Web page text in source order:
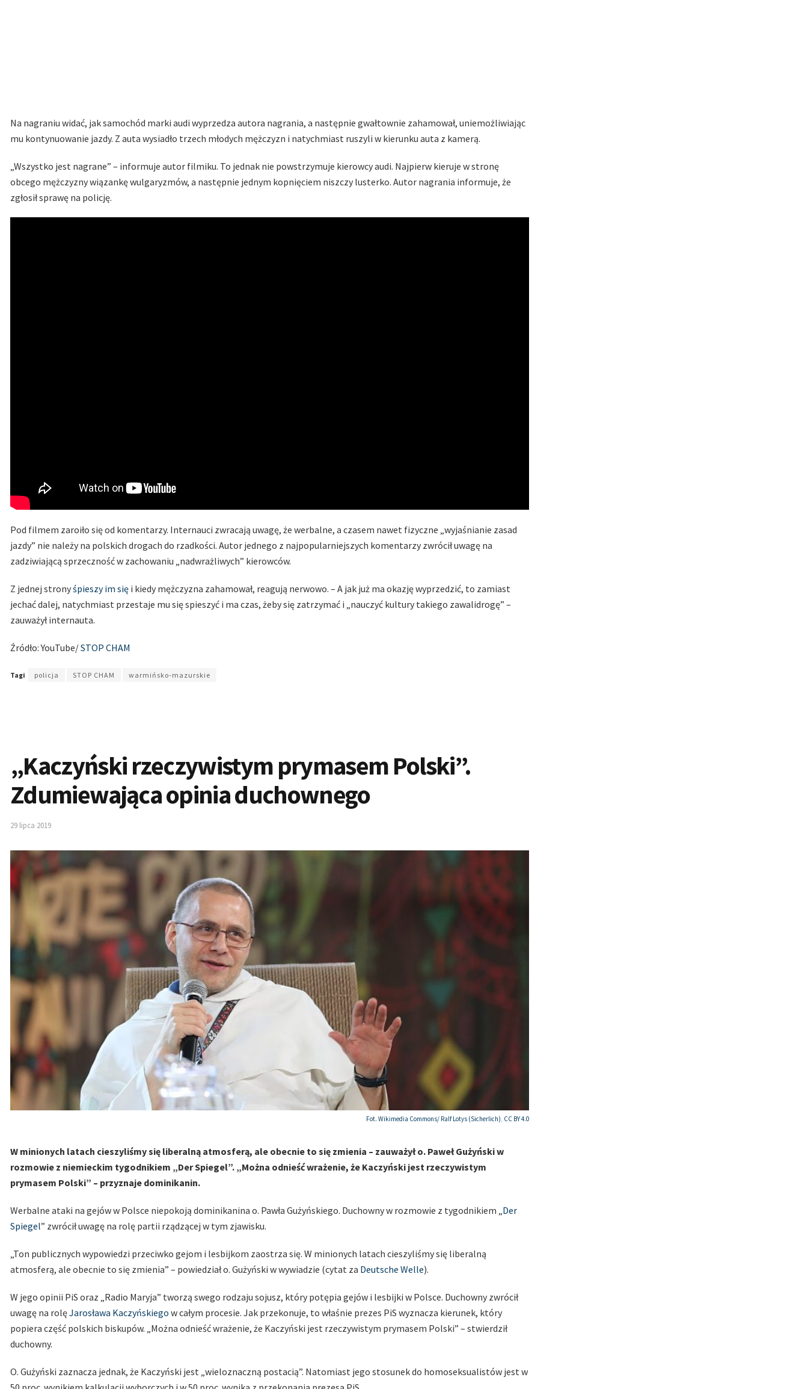
Na nagraniu widać, jak samochód marki audi wyprzedza autora nagrania, a następnie gwałtownie zahamował, uniemożliwiając
mu kontynuowanie jazdy. Z auta wysiadło trzech młodych mężczyzn i natychmiast ruszyli w kierunku auta z kamerą.
„Wszystko jest nagrane” – informuje autor filmiku. To jednak nie powstrzymuje kierowcy audi. Najpierw kieruje w stronę
obcego mężczyzny wiązankę wulgaryzmów, a następnie jednym kopnięciem niszczy lusterko. Autor nagrania informuje, że
zgłosił sprawę na policję.
Pod filmem zaroiło się od komentarzy. Internauci zwracają uwagę, że werbalne, a czasem nawet fizyczne „wyjaśnianie zasad
jazdy” nie należy na polskich drogach do rzadkości. Autor jednego z najpopularniejszych komentarzy zwrócił uwagę na
zadziwiającą sprzeczność w zachowaniu „nadwrażliwych” kierowców.
Z jednej stronyśpieszy im się i kiedy mężczyzna zahamował, reagują nerwowo. – A jak już ma okazję wyprzedzić, to zamiast
jechać dalej, natychmiast przestaje mu się spieszyć i ma czas, żeby się zatrzymać i „nauczyć kultury takiego zawalidrogę” –
zauważył internauta.
Źródło: YouTube/STOP CHAM
Tagi policja STOP CHAM warmińsko-mazurskie
„Kaczyński rzeczywistym prymasem Polski”.
Zdumiewająca opinia duchownego
29 lipca 2019
Fot. Wikimedia Commons/ Ralf Lotys (Sicherlich) CC BY 4.0
W minionych latach cieszyliśmy się liberalną atmosferą, ale obecnie to się zmienia – zauważył o. Paweł Gużyński w
rozmowie z niemieckim tygodnikiem „Der Spiegel”. „Można odnieść wrażenie, że Kaczyński jest rzeczywistym
prymasem Polski” – przyznaje dominikanin.
Werbalne ataki na gejów w Polsce niepokoją dominikanina o. Pawła Gużyńskiego. Duchowny w rozmowie z tygodnikiem „ Der
Spiegel” zwrócił uwagę na rolę partii rządzącej w tym zjawisku.
„Ton publicznych wypowiedzi przeciwko gejom i lesbijkom zaostrza się. W minionych latach cieszyliśmy się liberalną
atmosferą, ale obecnie to się zmienia” – powiedział o. Gużyński w wywiadzie (cytat za Deutsche Welle).
W jego opinii PiS oraz „Radio Maryja” tworzą swego rodzaju sojusz, który potępia gejów i lesbijki w Polsce. Duchowny zwrócił
uwagę na rolęJarosława Kaczyńskiego w całym procesie. Jak przekonuje, to właśnie prezes PiS wyznacza kierunek, który
popiera część polskich biskupów. „Można odnieść wrażenie, że Kaczyński jest rzeczywistym prymasem Polski” – stwierdził
duchowny.
O. Gużyński zaznacza jednak, że Kaczyński jest „wieloznaczną postacią”. Natomiast jego stosunek do homoseksualistów jest w